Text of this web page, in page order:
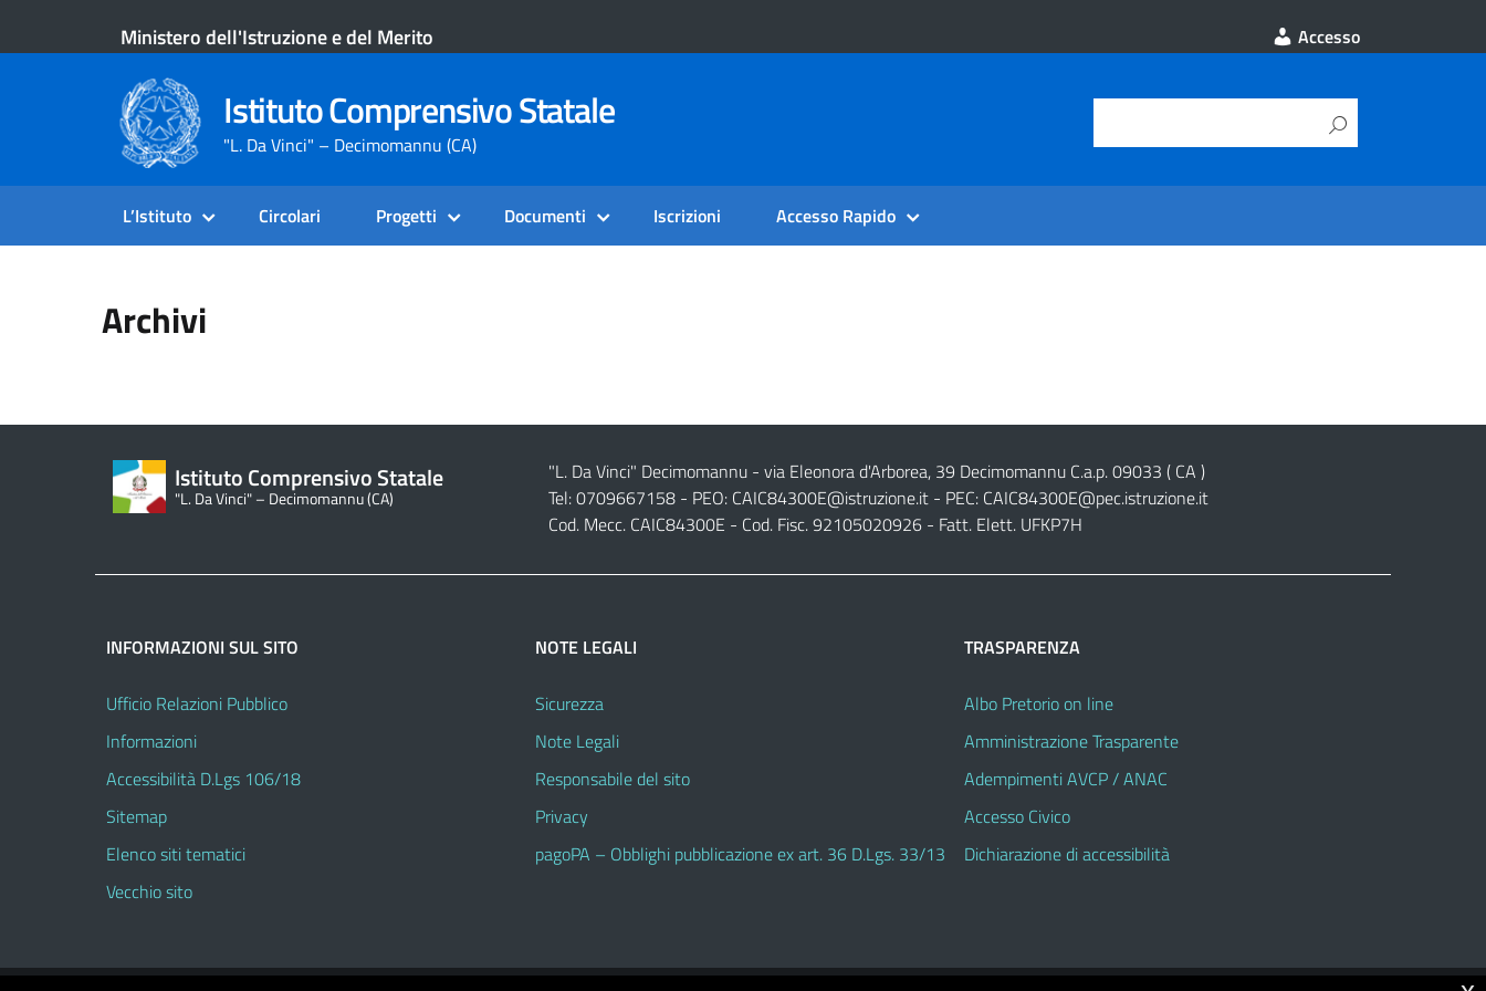
Ministero dell'Istruzione e del Merito Accesso
Istituto Comprensivo Statale
"L. Da Vinci" – Decimomannu (CA)
L’Istituto Circolari Progetti Documenti Iscrizioni Accesso Rapido
Archivi
Istituto Comprensivo Statale
"L. Da Vinci" – Decimomannu (CA)
"L. Da Vinci" Decimomannu - via Eleonora d'Arborea, 39 Decimomannu C.a.p. 09033 ( CA )
Tel: 0709667158 - PEO: CAIC84300E@istruzione.it- PEC: CAIC84300E@pec.istruzione.it
Cod. Mecc. CAIC84300E - Cod. Fisc. 92105020926 - Fatt. Elett. UFKP7H
INFORMAZIONI SUL SITO
Ufficio Relazioni Pubblico
Informazioni
Accessibilità D.Lgs 106/18
Sitemap
Elenco siti tematici
Vecchio sito
NOTE LEGALI
Sicurezza
Note Legali
Responsabile del sito
Privacy
pagoPA – Obblighi pubblicazione ex art. 36 D.Lgs. 33/13
TRASPARENZA
Albo Pretorio on line
Amministrazione Trasparente
Adempimenti AVCP / ANAC
Accesso Civico
Dichiarazione di accessibilità